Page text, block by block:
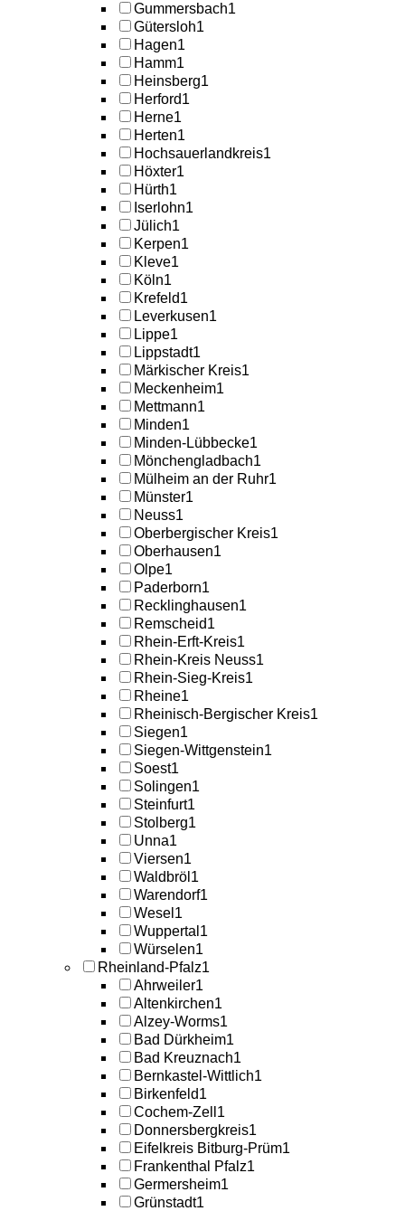
Gummersbach1
Gütersloh1
Hagen1
Hamm1
Heinsberg1
Herford1
Herne1
Herten1
Hochsauerlandkreis1
Höxter1
Hürth1
Iserlohn1
Jülich1
Kerpen1
Kleve1
Köln1
Krefeld1
Leverkusen1
Lippe1
Lippstadt1
Märkischer Kreis1
Meckenheim1
Mettmann1
Minden1
Minden-Lübbecke1
Mönchengladbach1
Mülheim an der Ruhr1
Münster1
Neuss1
Oberbergischer Kreis1
Oberhausen1
Olpe1
Paderborn1
Recklinghausen1
Remscheid1
Rhein-Erft-Kreis1
Rhein-Kreis Neuss1
Rhein-Sieg-Kreis1
Rheine1
Rheinisch-Bergischer Kreis1
Siegen1
Siegen-Wittgenstein1
Soest1
Solingen1
Steinfurt1
Stolberg1
Unna1
Viersen1
Waldbröl 1
Warendorf1
Wesel 1
Wuppertal 1
Würselen1
Rheinland-Pfalz1
Ahrweiler1
Altenkirchen1
Alzey-Worms1
Bad Dürkheim1
Bad Kreuznach1
Bernkastel-Wittlich1
Birkenfeld1
Cochem-Zell 1
Donnersbergkreis1
Eifelkreis Bitburg-Prüm1
Frankenthal Pfalz1
Germersheim1
Grünstadt1